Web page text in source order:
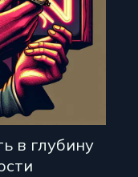
в глубину